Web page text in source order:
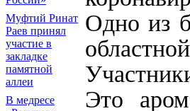
Муфтий Ринат
Раев принял
участие в
закладке
памятной
аллеи
В медресе
Одно из
Это